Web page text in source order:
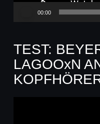
00:00
TEST:
LAGOOxN